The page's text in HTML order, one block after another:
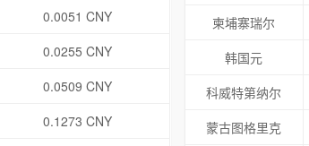
0.0051 CNY
0.0255 CNY
0.0509 CNY
0.1273 CNY
柬埔寨瑞尔
韩国元
科威特第纳尔
蒙古图格里克